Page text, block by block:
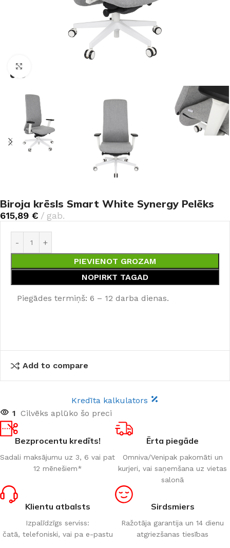
Biroja krēsls Smart White Synergy Pelēks
615,89 € gab.
PIEVIENOT GROZAM
NOPIRKT TAGAD
Piegādes termiņš: 6 – 12 darba dienas.
Add to compare
Kredīta kalkulators
1 Cilvēks aplūko šo preci
Bezprocentu kredīts!
Sadali maksājumu uz 3, 6 vai pat
12 mēnešiem*
Ērta piegāde
Omniva/Venipak pakomāti un
kurjeri, vai saņemšana uz vietas
salonā
Klientu atbalsts
Izpalīdzīgs serviss:
čatā, telefoniski, vai pa e-pastu
Sirdsmiers
Ražotāja garantija un 14 dienu
atgriezšanas tiesības